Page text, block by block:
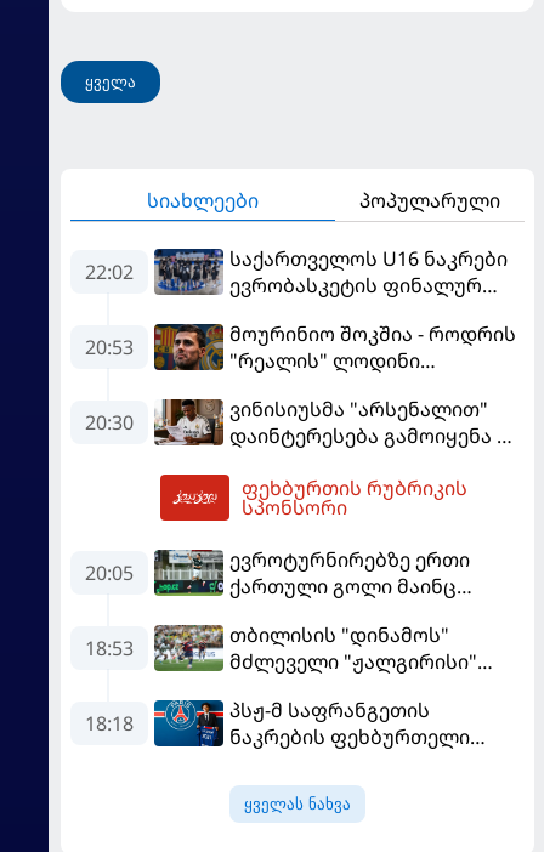
ყველა
სიახლეები პოპულარული
22:02
საქართველოს U16 ნაკრები
ევრობასკეტის ფინალურ
ასპარეზობას იწყებს
20:53
მოურინიო შოკშია - როდრის
"რეალის" ლოდინი
"ბარსელონაში" გადადის
20:30
ვინისიუსმა "არსენალით"
დაინტერესება გამოიყენა და
მომგებიანად გააგრძელა
ფეხბურთის რუბრიკის
სპონსორი
20:05
ევროტურნირებზე ერთი
ქართული გოლი მაინც
18:53
თბილისის "დინამოს"
მძლეველი "ჟალგირისი"
განადგურდა
18:18
პსჟ-მ საფრანგეთის
ნაკრების ფეხბურთელი
ყველას ნახვა